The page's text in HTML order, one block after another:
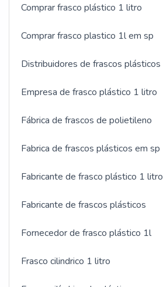
Comprar frasco plástico 1 litro
Comprar frasco plastico 1l em sp
Distribuidores de frascos plásticos
Empresa de frasco plástico 1 litro
Fábrica de frascos de polietileno
Fabrica de frascos plásticos em sp
Fabricante de frasco plástico 1 litro
Fabricante de frascos plásticos
Fornecedor de frasco plástico 1l
Frasco cilindrico 1 litro